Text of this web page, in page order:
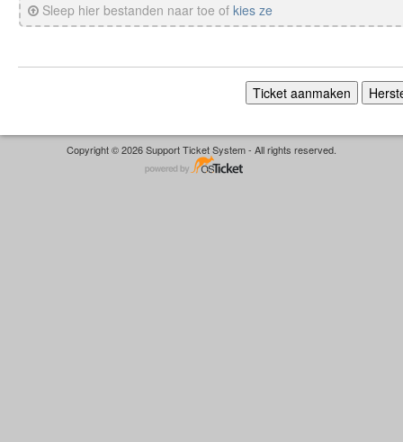
Sleep hier bestanden naar toe of kies ze
Copyright © 2026 Support Ticket System - All rights reserved.